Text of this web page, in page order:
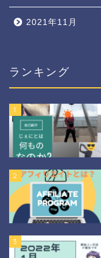
2021年11月
ランキング
1
2
3